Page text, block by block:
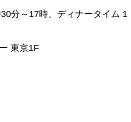
分～17時、ディナータイム 1
東京1F